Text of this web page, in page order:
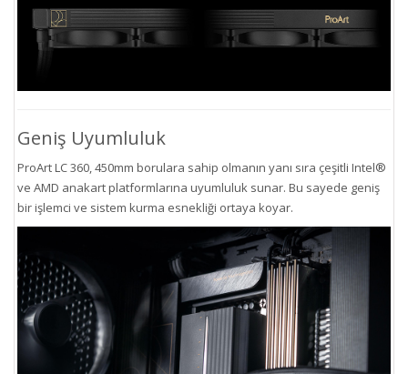
Geniş Uyumluluk
ProArt LC 360, 450mm borulara sahip olmanın yanı sıra çeşitli Intel®
ve AMD anakart platformlarına uyumluluk sunar. Bu sayede geniş
bir işlemci ve sistem kurma esnekliği ortaya koyar.